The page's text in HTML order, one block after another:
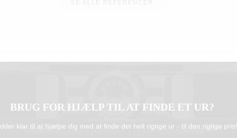
BRUG FOR HJÆLP TIL AT FINDE ET UR?
klar til at hjælpe dig med at finde det helt rigtige ur - til den rigtige pris!